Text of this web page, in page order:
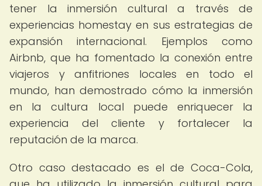
tener la inmersión cultural a través de
experiencias homestay en sus estrategias de
expansión internacional. Ejemplos como
Airbnb, que ha fomentado la conexión entre
viajeros y anfitriones locales en todo el
mundo, han demostrado cómo la inmersión
en la cultura local puede enriquecer la
experiencia del cliente y fortalecer la
reputación de la marca.
Otro caso destacado es el de Coca-Cola,